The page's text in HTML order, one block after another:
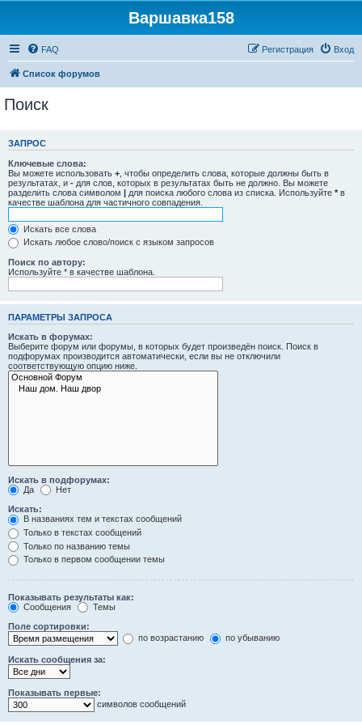
Варшавка158
FAQ Вход
Регистрация
Список форумов
Поиск
ЗАПРОС
Ключевые слова:
Вы можете использовать + , чтобы определить слова, которые должны быть в
результатах, и - для слов, которых в результатах быть не должно. Вы можете
разделить слова символом | для поиска любого слова из списка. Используйте * в
качестве шаблона для частичного совпадения.
Искать все слова
Искать любое слово/поиск с языком запросов
Поиск по автору:
Используйте * в качестве шаблона.
ПАРАМЕТРЫ ЗАПРОСА
Искать в форумах:
Выберите форум или форумы, в которых будет произведён поиск. Поиск в
подфорумах производится автоматически, если вы не отключили
соответствующую опцию ниже.
Искать в подфорумах:
Да
Нет
Искать:
В названиях тем и текстах сообщений
Только в текстах сообщений
Только по названию темы
Только в первом сообщении темы
Показывать результаты как:
Сообщения
Темы
Поле сортировки:
по возрастанию
по убыванию
Искать сообщения за:
Показывать первые:
символов сообщений